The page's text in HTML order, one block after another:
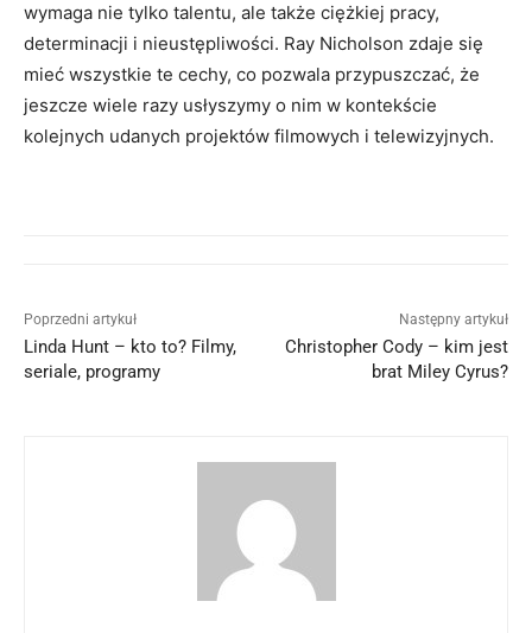
wymaga nie tylko talentu, ale także ciężkiej pracy,
determinacji i nieustępliwości. Ray Nicholson zdaje się
mieć wszystkie te cechy, co pozwala przypuszczać, że
jeszcze wiele razy usłyszymy o nim w kontekście
kolejnych udanych projektów filmowych i telewizyjnych.
Poprzedni artykuł
Linda Hunt – kto to? Filmy,
seriale, programy
Następny artykuł
Christopher Cody – kim jest
brat Miley Cyrus?